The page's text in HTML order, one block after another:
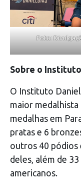
Foto:
Sobre o
O Instituto
maior
medalhas em
pratas e 6
outros 40 pódios
deles, além de
americanos.